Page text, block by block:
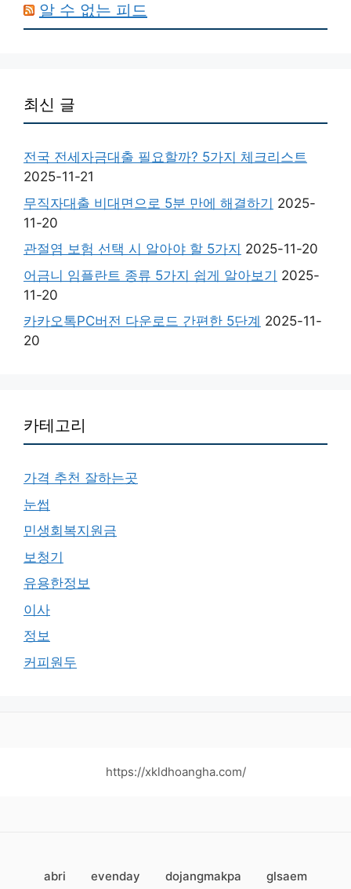
알 수 없는 피드
최신 글
전국 전세자금대출 필요할까? 5가지 체크리스트
2025-11-21
무직자대출 비대면으로 5분 만에 해결하기 2025-
11-20
관절염 보험 선택 시 알아야 할 5가지 2025-11-20
어금니 임플란트 종류 5가지 쉽게 알아보기 2025-
11-20
카카오톡PC버전 다운로드 간편한 5단계 2025-11-
20
카테고리
가격 추천 잘하는곳
눈썹
민생회복지원금
보청기
유용한정보
이사
정보
커피원두
https://xkldhoangha.com/
abri evenday dojangmakpa glsaem